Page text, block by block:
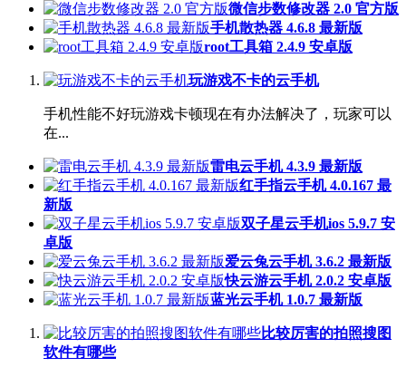
微信步数修改器 2.0 官方版
手机散热器 4.6.8 最新版
root工具箱 2.4.9 安卓版
玩游戏不卡的云手机
手机性能不好玩游戏卡顿现在有办法解决了，玩家可以
在...
雷电云手机 4.3.9 最新版
红手指云手机 4.0.167 最
新版
双子星云手机ios 5.9.7 安
卓版
爱云兔云手机 3.6.2 最新版
快云游云手机 2.0.2 安卓版
蓝光云手机 1.0.7 最新版
比较厉害的拍照搜图
软件有哪些